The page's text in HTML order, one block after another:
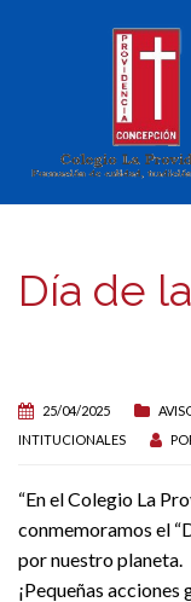
Día de
25/04/2025
INTITUCIONALES
“En el Colegio La
conmemoramos el
por nuestro planeta.
¡Pequeñas